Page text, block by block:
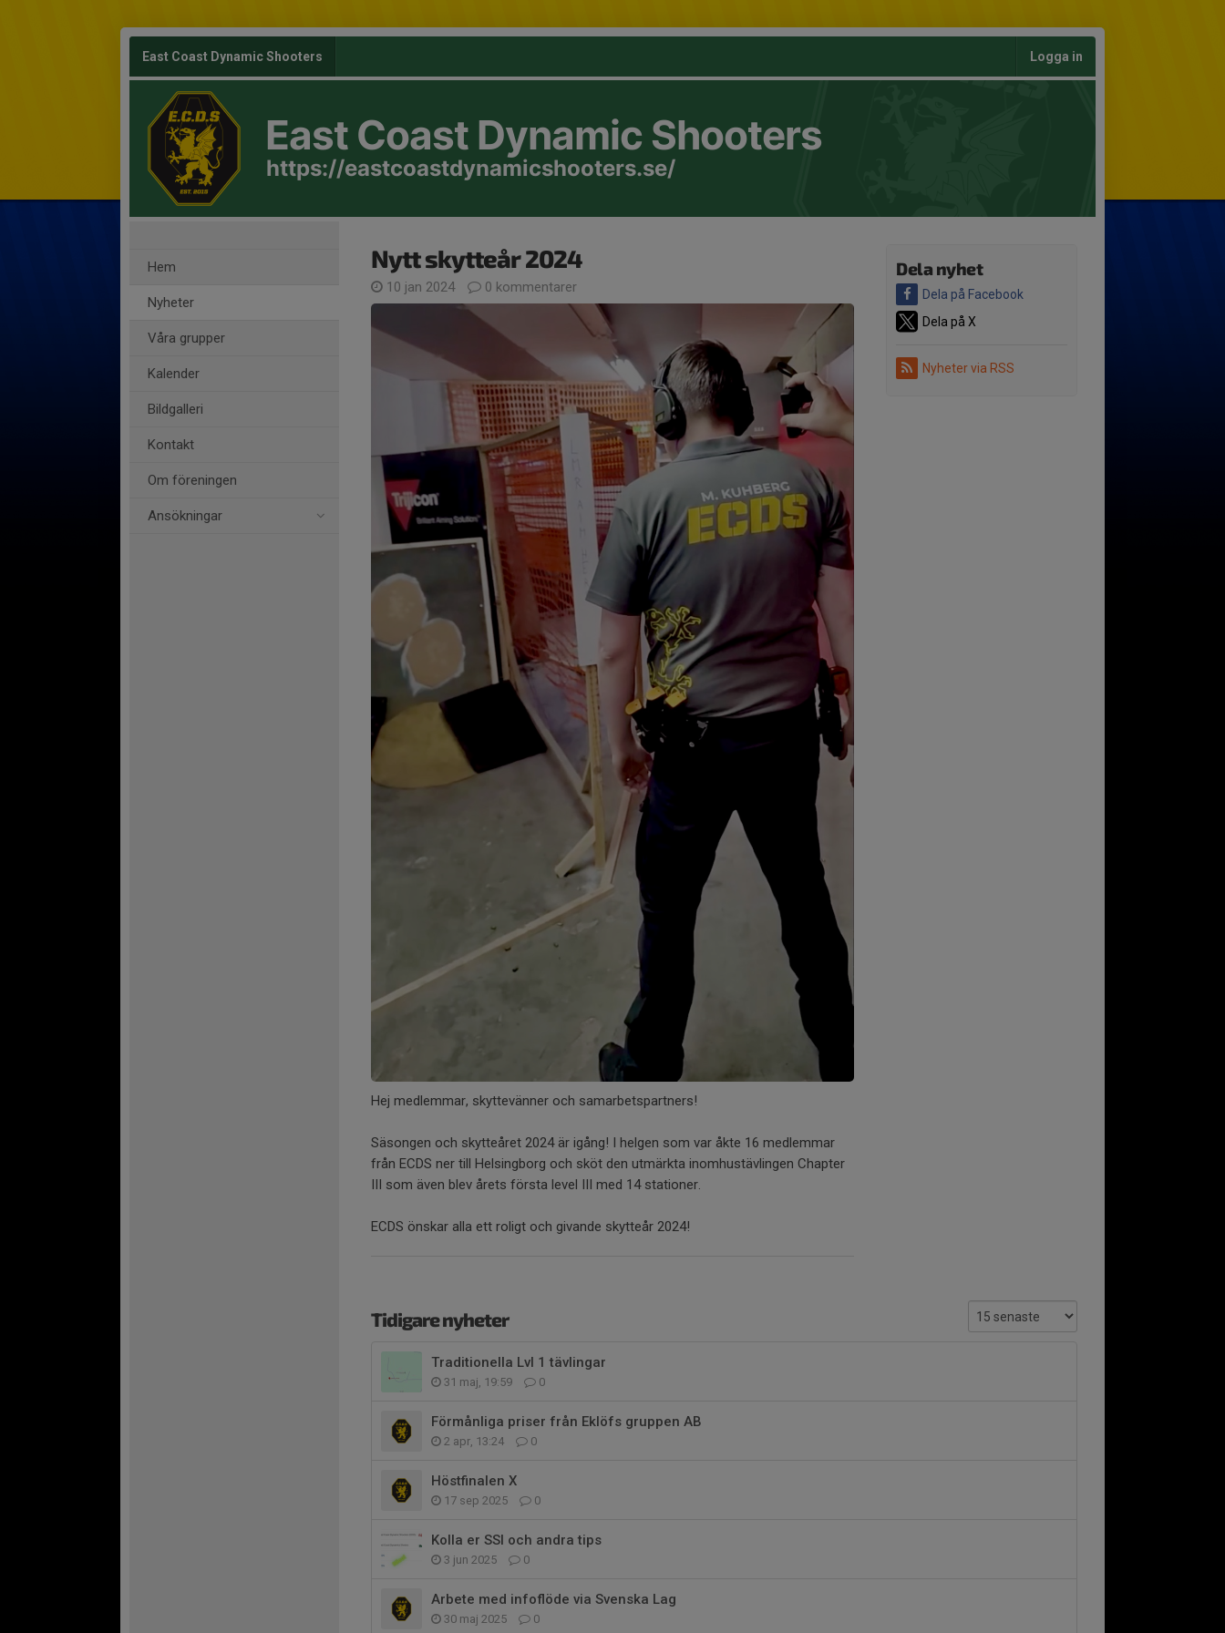
East Coast Dynamic Shooters Logga in
East Coast Dynamic Shooters
https://eastcoastdynamicshooters.se/
Hem
Nyheter
Våra grupper
Kalender
Bildgalleri
Kontakt
Om föreningen
Ansökningar
Dela nyhet
Dela på Facebook
Dela på X
Nyheter via RSS
Nytt skytteår 2024
10 jan 2024 0 kommentarer
Hej medlemmar, skyttevänner och samarbetspartners!
Säsongen och skytteåret 2024 är igång! I helgen som var åkte 16 medlemmar
från ECDS ner till Helsingborg och sköt den utmärkta inomhustävlingen Chapter
III som även blev årets första level III med 14 stationer.
ECDS önskar alla ett roligt och givande skytteår 2024!
Tidigare nyheter
Traditionella Lvl 1 tävlingar
31 maj, 19:59 0
Förmånliga priser från Eklöfs gruppen AB
2 apr, 13:24 0
Höstfinalen X
17 sep 2025 0
Kolla er SSI och andra tips
3 jun 2025 0
Arbete med infoflöde via Svenska Lag
30 maj 2025 0